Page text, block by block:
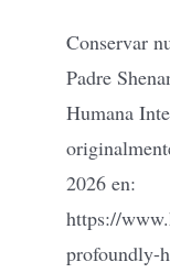
Conservar
Padre
Humana
2026 en:
https://
profoundly-